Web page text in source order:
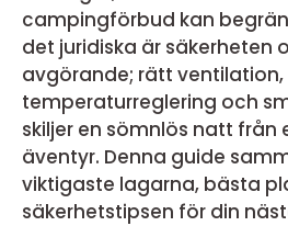
campingförbud kan
det juridiska är säkerheten
avgörande; rätt ventilation,
temperaturreglering och
skiljer en sömnlös natt från
äventyr. Denna guide
viktigaste lagarna, bästa
säkerhetstipsen för din